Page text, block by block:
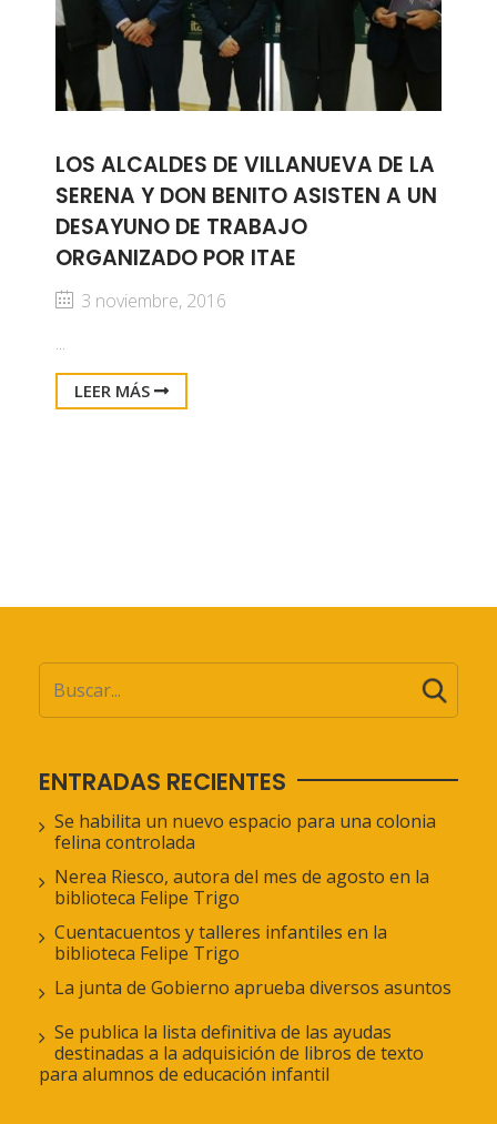
LOS ALCALDES DE VILLANUEVA DE LA
SERENA Y DON BENITO ASISTEN A UN
DESAYUNO DE TRABAJO
ORGANIZADO POR ITAE
3 noviembre, 2016
...
LEER MÁS
ENTRADAS RECIENTES
Se habilita un nuevo espacio para una colonia
felina controlada
Nerea Riesco, autora del mes de agosto en la
biblioteca Felipe Trigo
Cuentacuentos y talleres infantiles en la
biblioteca Felipe Trigo
La junta de Gobierno aprueba diversos asuntos
Se publica la lista definitiva de las ayudas
destinadas a la adquisición de libros de texto
para alumnos de educación infantil